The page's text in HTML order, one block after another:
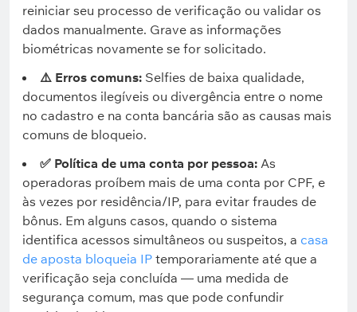
reiniciar seu processo de verificação ou validar os
dados manualmente. Grave as informações
biométricas novamente se for solicitado.
⚠️ Erros comuns: Selfies de baixa qualidade,
documentos ilegíveis ou divergência entre o nome
no cadastro e na conta bancária são as causas mais
comuns de bloqueio.
✅ Política de uma conta por pessoa: As
operadoras proíbem mais de uma conta por CPF, e
às vezes por residência/IP, para evitar fraudes de
bônus. Em alguns casos, quando o sistema
identifica acessos simultâneos ou suspeitos, a casa
de aposta bloqueia IP temporariamente até que a
verificação seja concluída — uma medida de
segurança comum, mas que pode confundir